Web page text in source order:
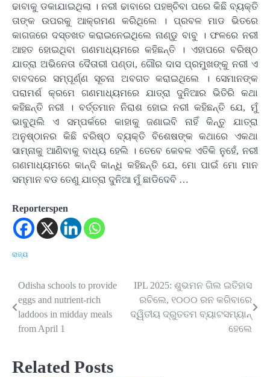
ଢାବାକୁ ଡକାଯାଇଥିଲା । ନରୀ ଢାବାରେ ପହଞ୍ଚିବା ପରେ କିଛି ବ୍ୟକ୍ତି
ତାଙ୍କ ଉପରକୁ ଆକ୍ରମଣ କରିଥିଲେ । ପ୍ରବଳ ମାଡ ଭିତରେ
କାଗଜରେ ଦସ୍ତଖତ କରାଇନେଇଥିଲେ ନାଣ୍ଡୁ ବାବୁ । ଫଳରେ ନରୀ
ଆହତ ହୋଇଥିବା ଗଣମାଧ୍ୟମରେ କହିଛନ୍ତି । ଏହାପରେ ବରିଷ୍ଠ
ଯାତ୍ରା ଅଭିନେତା ଦୈତାରୀ ପଣ୍ଡା, ଗୌର ଦାସ ପ୍ରମୁଖଙ୍କୁ ନରୀ ଏ
ବାବଦରେ ସମ୍ପୂର୍ଣ୍ଣ ସୂଚନା ଅବଗତ କରାଇଥିଲେ । ସେମାନଙ୍କ
ପରାମର୍ଶ କ୍ରମେ ଗଣମାଧ୍ୟମରେ ଯାତ୍ରା ଦୁନିଆର ଭିତିରି କଥା
କହିଛନ୍ତି ନରୀ । ବର୍ତ୍ତମାନ ନିରାଶ ହୋଇ ନରୀ କହିଛନ୍ତି ଯେ, ମୁଁ
ଭାବୁଥିଲି ଏ ସମ୍ପର୍କରେ କାହାକୁ ଜଣାଇବି ନାହିଁ କିନ୍ତୁ ଯାତ୍ରା
ଅନୁଷ୍ଠାନର କିଛି ବରିଷ୍ଠ ବ୍ୟକ୍ତି ବିଶେଷଙ୍କ କଥାରେ ଏକଥା
ସାମ୍ନାକୁ ଆଣିବାକୁ ବାଧ୍ୟ ହେଲି । ତେବେ କେବଳ ଏତିକି ନୁହେଁ, ନରୀ
ଗଣମାଧ୍ୟମରେ କାନ୍ଦି କାନ୍ଧି କହିଛନ୍ତି ଯେ, ମୋ ପାଇଁ ମୋ ମାନ
ସମ୍ମାନ ବଡ ତେଣୁ ଯାତ୍ରା ଦୁନିଆ ମୁଁ ଛାଡିଦେବି …
Reporterspen
ରାଜ୍ୟ
Post
navigation
Odisha schools to provide
eggs and nutrient-rich
laddoos in midday meals
from April 1
IPL 2025: ଶୁଭମନ ଗିଲ ଇତିହାସ
ରଚିଲେ, ୧୦୦୦ ରନ କରିବାରେ
ଦ୍ୱିତୀୟ ଦ୍ରୁତତମ ବ୍ୟାଟସମ୍ୟାନ୍
ହେଲେ
Related Posts